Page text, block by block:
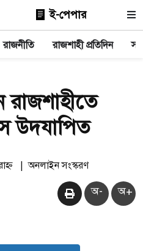
ই-পেপার
রাজনীতি রাজশাহী প্রতিদিন
রাজশাহীতে
উদযাপিত
| অনলাইন সংস্করণ
অ- অ+